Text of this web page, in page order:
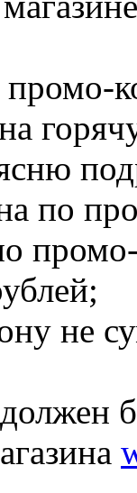
промо-
по
не
должен